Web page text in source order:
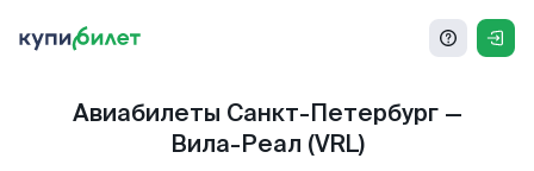
Авиабилеты Санкт-Петербург —
Вила-Реал (VRL)